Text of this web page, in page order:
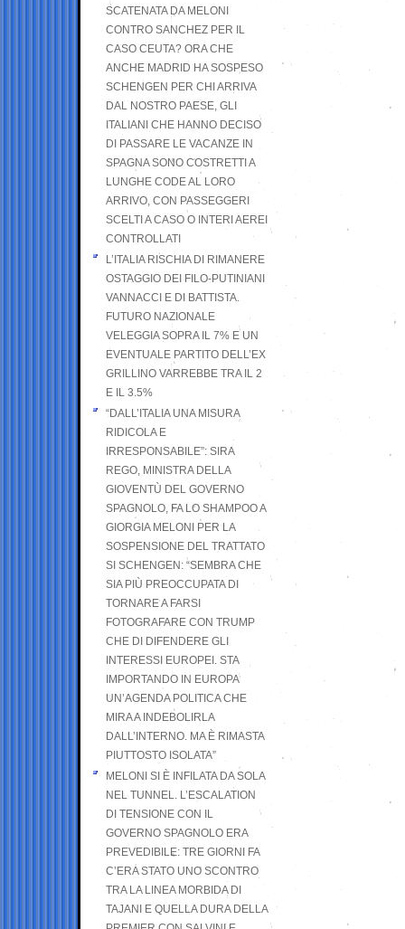
SCATENATA DA MELONI
CONTRO SANCHEZ PER IL
CASO CEUTA? ORA CHE
ANCHE MADRID HA SOSPESO
SCHENGEN PER CHI ARRIVA
DAL NOSTRO PAESE, GLI
ITALIANI CHE HANNO DECISO
DI PASSARE LE VACANZE IN
SPAGNA SONO COSTRETTI A
LUNGHE CODE AL LORO
ARRIVO, CON PASSEGGERI
SCELTI A CASO O INTERI AEREI
CONTROLLATI
L’ITALIA RISCHIA DI RIMANERE
OSTAGGIO DEI FILO-PUTINIANI
VANNACCI E DI BATTISTA.
FUTURO NAZIONALE
VELEGGIA SOPRA IL 7% E UN
EVENTUALE PARTITO DELL’EX
GRILLINO VARREBBE TRA IL 2
E IL 3.5%
“DALL’ITALIA UNA MISURA
RIDICOLA E
IRRESPONSABILE”: SIRA
REGO, MINISTRA DELLA
GIOVENTÙ DEL GOVERNO
SPAGNOLO, FA LO SHAMPOO A
GIORGIA MELONI PER LA
SOSPENSIONE DEL TRATTATO
SI SCHENGEN: “SEMBRA CHE
SIA PIÙ PREOCCUPATA DI
TORNARE A FARSI
FOTOGRAFARE CON TRUMP
CHE DI DIFENDERE GLI
INTERESSI EUROPEI. STA
IMPORTANDO IN EUROPA
UN’AGENDA POLITICA CHE
MIRA A INDEBOLIRLA
DALL’INTERNO. MA È RIMASTA
PIUTTOSTO ISOLATA”
MELONI SI È INFILATA DA SOLA
NEL TUNNEL. L’ESCALATION
DI TENSIONE CON IL
GOVERNO SPAGNOLO ERA
PREVEDIBILE: TRE GIORNI FA
C’ERA STATO UNO SCONTRO
TRA LA LINEA MORBIDA DI
TAJANI E QUELLA DURA DELLA